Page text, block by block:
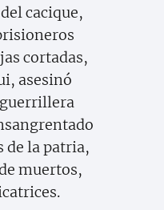
cacique,
cortadas,
asesinó
de la patria,
muertos,